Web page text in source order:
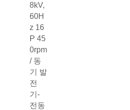
8kV,
60H
z 16
P 45
0rpm
/ 동
기 발
전
기-
전동